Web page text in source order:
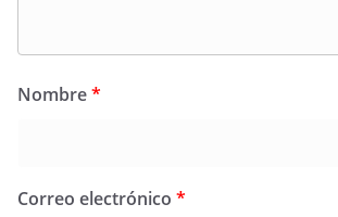
Nombre*
Correo electrónico *